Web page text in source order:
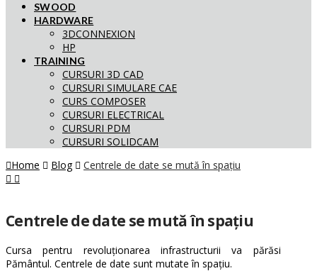
SWOOD
HARDWARE
3DCONNEXION
HP
TRAINING
CURSURI 3D CAD
CURSURI SIMULARE CAE
CURS COMPOSER
CURSURI ELECTRICAL
CURSURI PDM
CURSURI SOLIDCAM
Home
Blog Centrele de date se mută în spațiu
Centrele de date se mută în spațiu
Cursa pentru revoluționarea infrastructurii va părăsi
Pământul. Centrele de date sunt mutate în spațiu.